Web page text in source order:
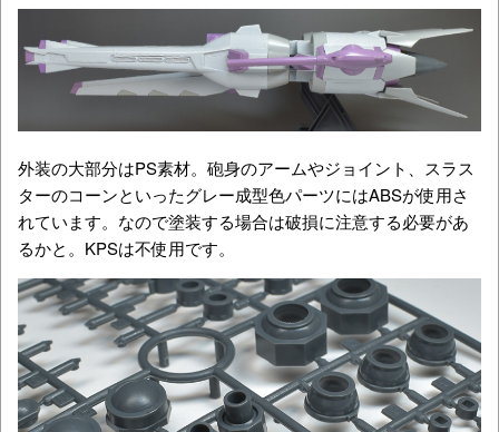
外装の大部分はPS素材。砲身のアームやジョイント、スラス
ターのコーンといったグレー成型色パーツにはABSが使用さ
れています。なので塗装する場合は破損に注意する必要があ
るかと。KPSは不使用です。